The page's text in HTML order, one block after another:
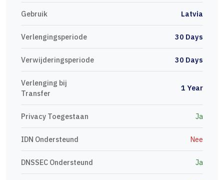
Gebruik Latvia
Verlengingsperiode 30 Days
Verwijderingsperiode 30 Days
Verlenging bij
Transfer
1 Year
Privacy Toegestaan Ja
IDN Ondersteund Nee
DNSSEC Ondersteund Ja